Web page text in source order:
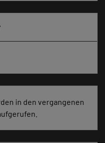
in den vergangenen